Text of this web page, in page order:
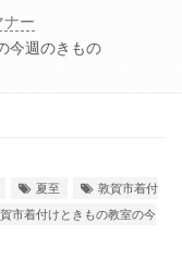
ナー
今週のきもの
夏至
敦賀市着付
市着付けときもの教室の今